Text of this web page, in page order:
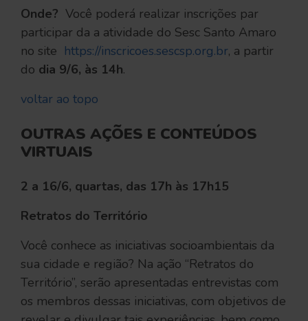
Onde? Você poderá realizar inscrições par
participar da a atividade do Sesc Santo Amaro
no site https://inscricoes.sescsp.org.br, a partir
do dia 9/6, às 14h.
voltar ao topo
OUTRAS AÇÕES E CONTEÚDOS
VIRTUAIS
2 a 16/6, quartas, das 17h às 17h15
Retratos do Território
Você conhece as iniciativas socioambientais da
sua cidade e região? Na ação “Retratos do
Território”, serão apresentadas entrevistas com
os membros dessas iniciativas, com objetivos de